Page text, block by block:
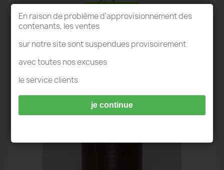
TERRARIUM SAINT-BARTHÉLEMY-
En raison de problème d'approvisionnement des
contenants, les ventes
sur notre site sont suspendues provisoirement
avec toutes nos excuses
le service clients
je continue